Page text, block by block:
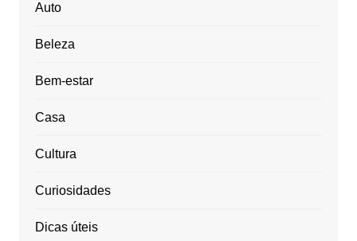
Auto
Beleza
Bem-estar
Casa
Cultura
Curiosidades
Dicas úteis